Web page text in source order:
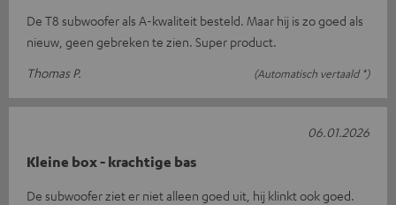
De T8 subwoofer als A-kwaliteit besteld. Maar hij is zo goed als
nieuw, geen gebreken te zien. Super product.
Thomas P.
(Automatisch vertaald *)
Kleine box - krachtige bas
De subwoofer ziet er niet alleen goed uit, hij klinkt ook goed.
06.01.2026